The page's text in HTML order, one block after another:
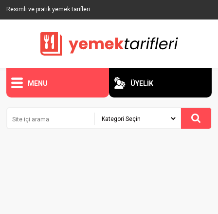
Resimli ve pratik yemek tarifleri
MENU ÜYELİK